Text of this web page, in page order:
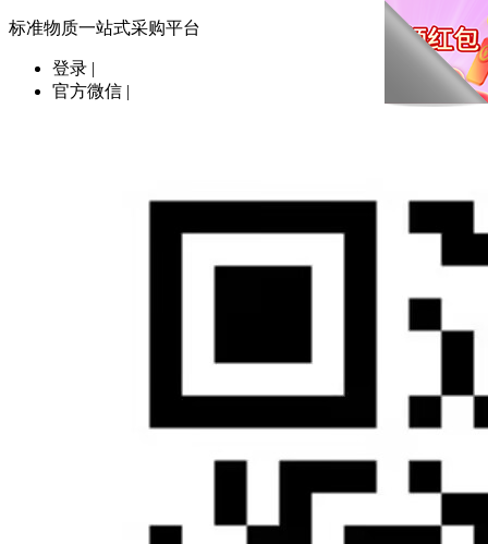
标准物质一站式采购平台
登录 |
官方微信 |